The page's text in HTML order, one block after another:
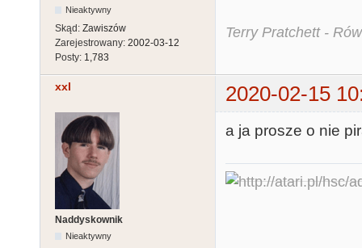
Nieaktywny
Skąd: Zawiszów
Zarejestrowany: 2002-03-12
Posty: 1,783
Terry Pratchett -
xxl 2020-02-15
Naddyskownik
Nieaktywny
a ja prosze o nie